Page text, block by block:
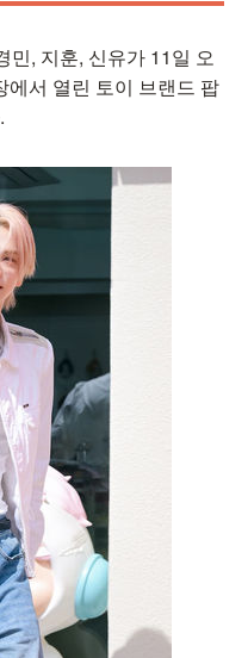
민, 지훈, 신유가 11일 오
에서 열린 토이 브랜드 팝